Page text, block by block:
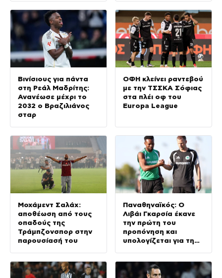
Βινίσιους για πάντα
στη Ρεάλ Μαδρίτης:
Ανανέωσε μέχρι το
2032 ο Βραζιλιάνος
σταρ
ΟΦΗ κλείνει ραντεβού
με την ΤΣΣΚΑ Σόφιας
στα πλέι οφ του
Europa League
Μοχάμεντ Σαλάχ:
αποθέωση από τους
οπαδούς της
Τράμπζονσπορ στην
παρουσίασή του
Παναθηναϊκός: Ο
Λιβάι Γκαρσία έκανε
την πρώτη του
προπόνηση και
υπολογίζεται για τη